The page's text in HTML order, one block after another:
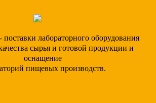
поставки лабораторного оборудования
сырья и готовой продукции и
оснащение
пищевых производств.